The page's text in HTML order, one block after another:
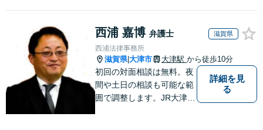
西浦 嘉博 弁護士 滋賀県
西浦法律事務所
滋賀県|大津市 大津駅 から徒歩10分
初回の対面相談は無料。夜
間や土日の相談も可能な範
囲で調整します。JR大津駅
詳細を見
る